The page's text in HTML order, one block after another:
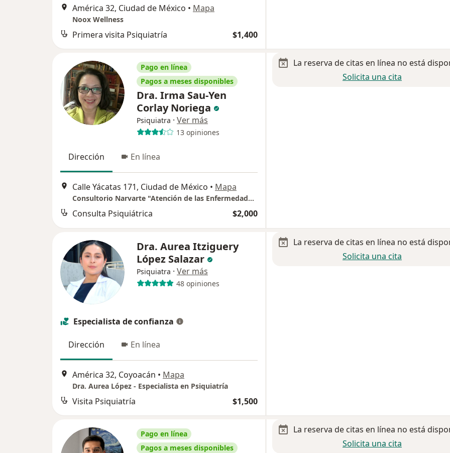
América 32, Ciudad de México • Mapa
Noox Wellness
Primera visita Psiquiatría $1,400
Pago en línea
Pagos a meses disponibles
Dra. Irma Sau-Yen
Corlay Noriega
Psiquiatra · Ver más
13 opiniones
Dirección En línea
Calle Yácatas 171, Ciudad de México • Mapa
Consultorio Narvarte "Atención de las Enfermedades Neuropsiquiatrías con Enfoque Médico y Psicológico"
Consulta Psiquiátrica $2,000
La reserva de citas en línea no está
Solicita una cita
Dra. Aurea Itziguery
López Salazar
Psiquiatra · Ver más
48 opiniones
Especialista de confianza
Dirección En línea
América 32, Coyoacán • Mapa
Dra. Aurea López - Especialista en Psiquiatría
Visita Psiquiatría $1,500
La reserva de citas en línea no está
Solicita una cita
Pago en línea
Pagos a meses disponibles
La reserva de citas en línea no está
Solicita una cita